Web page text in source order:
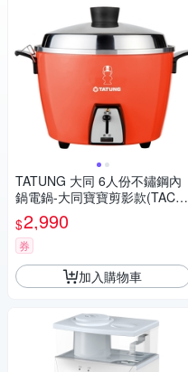
TATUNG 大同 6人份不鏽鋼內
鍋電鍋-大同寶寶剪影款(TAC-0
6L-D RU經典紅)
$2,990
券
加入購物車